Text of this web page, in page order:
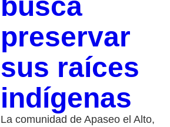
preservar
sus raíces
indígenas
La comunidad de Apaseo el Alto,